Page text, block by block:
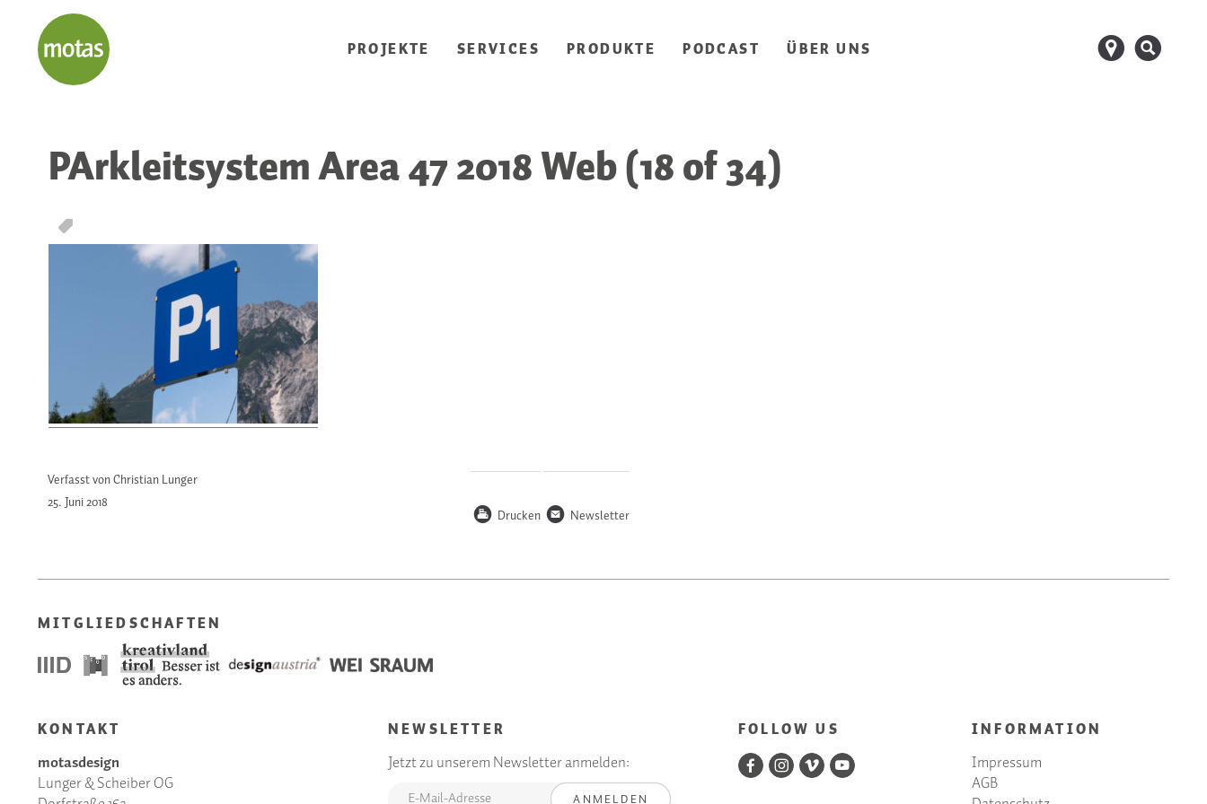
PROJEKTE SERVICES PRODUKTE PODCAST ÜBER UNS d s
PArkleitsystem Area 47 2018 Web (18 of 34)
T
Verfasst von Christian Lunger
25. Juni2018 P Drucken n Newsletter
MITGLIEDSCHAFTEN
KONTAKT
motasdesign
Lunger & Scheiber OG
NEWSLETTER
Jetzt zu unserem Newsletter anmelden:
ANMELDEN
FOLLOW US INFORMATION
Impressum
AGB